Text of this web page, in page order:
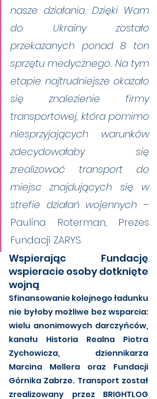
nasze działania. Dzięki Wam
do Ukrainy zostało
przekazanych ponad 8 ton
sprzętu medycznego. Na tym
etapie najtrudniejsze okazało
się znalezienie firmy
transportowej, która pomimo
niesprzyjających warunków
zdecydowałaby się
zrealizować transport do
miejsc znajdujących się w
strefie działań wojennych –
Paulina Roterman, Prezes
Fundacji ZARYS.
Wspierając Fundację
wspieracie osoby dotknięte
wojną
Sfinansowanie kolejnego ładunku
nie byłoby możliwe bez wsparcia:
wielu anonimowych darczyńców,
kanału Historia Realna Piotra
Zychowicza, dziennikarza
Marcina Mellera oraz Fundacji
Górnika Zabrze. Transport został
zrealizowany przez BRIGHTLOG